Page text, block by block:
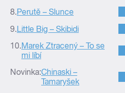
8.Perutě – Slunce
9.Little Big – Skibidi
10.Marek Ztracený – To se
mi líbí
Novinka:Chinaski –
Tamaryšek